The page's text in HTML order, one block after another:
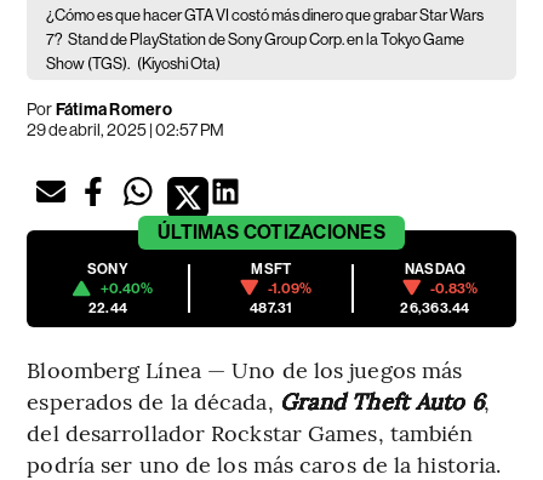
¿Cómo es que hacer GTA VI costó más dinero que grabar Star Wars
7? Stand de PlayStation de Sony Group Corp. en la Tokyo Game
Show (TGS). (Kiyoshi Ota)
PorFátima Romero
29 de abril, 2025 | 02:57 PM
ÚLTIMAS COTIZACIONES
SONY
+0.40%
22.44
MSFT
-1.09%
487.31
NASDAQ
-0.83%
26,363.44
Bloomberg Línea — Uno de los juegos más
esperados de la década, Grand Theft Auto 6,
del desarrollador Rockstar Games, también
podría ser uno de los más caros de la historia.